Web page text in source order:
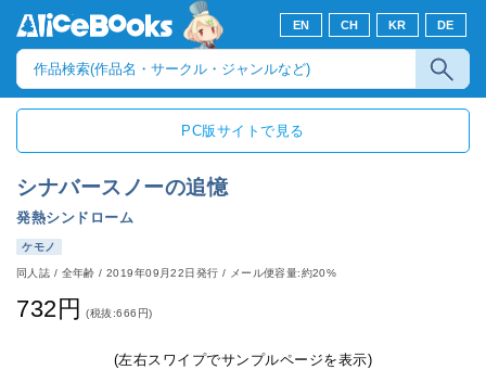
EN CH KR DE
PC版サイトで見る
シナバースノーの追憶
発熱シンドローム
ケモノ
同人誌 / 全年齢/2019年09月22日発行 / メール便容量:約20%
732円 (税抜:666円)
(左右スワイプでサンプルページを表示)